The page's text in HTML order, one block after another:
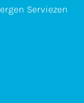
Serviezen